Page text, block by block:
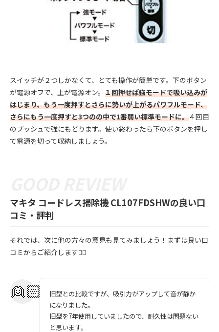
スイッチが２つしかなくて、とても操作が簡単です。下のボタン
が電源オフで、上が電源オン。 １回押せば強モードで吸い込みが
はじまり、もう一度押すとさらに勢いが上がるパワフルモード、
さらにもう一度押すと3つのの中で1番弱い標準モードに。４回目
のプッシュで強にもどります。使い終わったら下のボタンを押し
て電源を切って収納しましょう。
マキタ コードレス掃除機 CL107FDSHWの良い口
コミ・評判
それでは、次に他の方々の意見も見てみましょう！まずは良い口
コミからご紹介します💁‍♀️
旧型との比較ですが、吸引力がアップして音が静か
になりました。
旧型を7年使用していましたので、耐久性は問題ない
と思います。